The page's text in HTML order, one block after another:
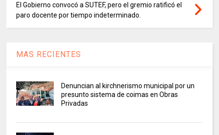
El Gobierno convocó a SUTEF, pero el gremio ratificó el
paro docente por tiempo indeterminado.
MAS RECIENTES
Denuncian al kirchnerismo municipal por un
presunto sistema de coimas en Obras
Privadas